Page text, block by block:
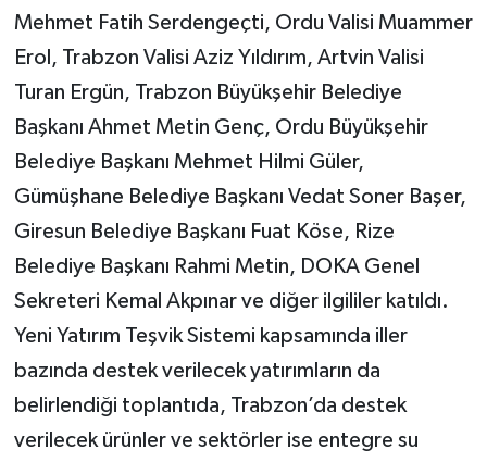
Mehmet Fatih Serdengeçti, Ordu Valisi Muammer
Erol, Trabzon Valisi Aziz Yıldırım, Artvin Valisi
Turan Ergün, Trabzon Büyükşehir Belediye
Başkanı Ahmet Metin Genç, Ordu Büyükşehir
Belediye Başkanı Mehmet Hilmi Güler,
Gümüşhane Belediye Başkanı Vedat Soner Başer,
Giresun Belediye Başkanı Fuat Köse, Rize
Belediye Başkanı Rahmi Metin, DOKA Genel
Sekreteri Kemal Akpınar ve diğer ilgililer katıldı.
Yeni Yatırım Teşvik Sistemi kapsamında iller
bazında destek verilecek yatırımların da
belirlendiği toplantıda, Trabzon’da destek
verilecek ürünler ve sektörler ise entegre su